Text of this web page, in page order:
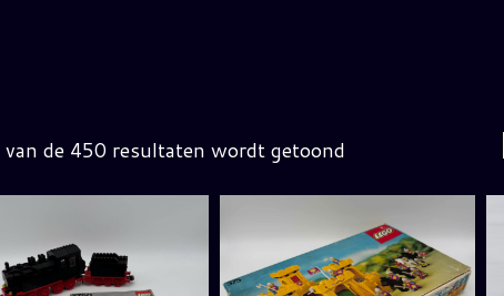
de 450 resultaten wordt getoond